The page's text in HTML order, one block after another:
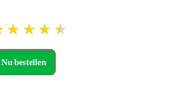
★ ★ ★ ★
Nu bestellen